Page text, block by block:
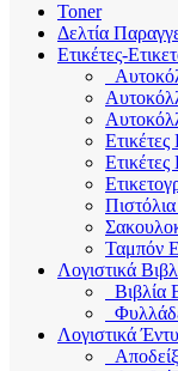
Toner
Δελτία
Ετικέτες-
Ταμπόν
Λογιστικά
Βιβλία
Λογιστικά